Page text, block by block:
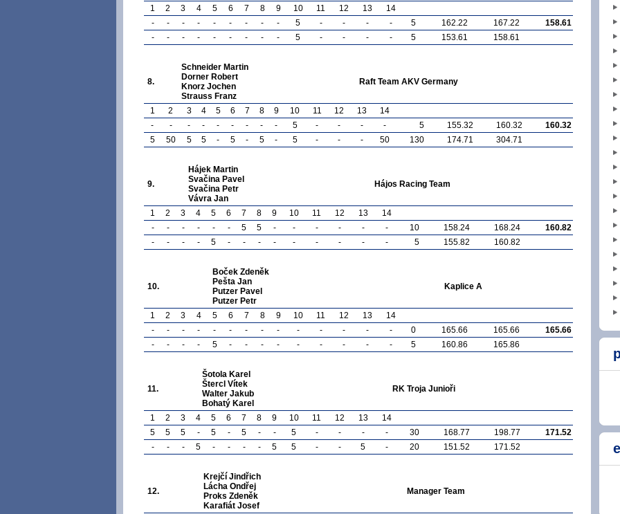
1 2 3 4 5 6 7 8 9 10 11 12 13
14
-
- - - - - - - - 5 - - - - 5 162.22 167.22
158.61
-
- - - - - - - - 5 - - - - 5 153.61 158.61
8.
Schneider Martin
Dorner Robert
Knorz Jochen
Strauss Franz
Raft Team AKV Germany
1 2 3 4 5 6 7 8 9 10 11 12 13
14
-
- - - - - - - - 5 - - - - 5 155.32 160.32
160.32
5
50 5 5 - 5 - 5 - 5 - - - 50 130 174.71 304.71
9.
Hájek Martin
Svačina Pavel
Svačina Petr
Vávra Jan
Hájos Racing Team
1 2 3 4 5 6 7 8 9 10 11 12 13
14
-
- - - - - 5 5 - - - - - - 10 158.24 168.24
160.82
-
- - - 5 - - - - - - - - - 5 155.82 160.82
10.
Boček Zdeněk
Pešta Jan
Putzer Pavel
Putzer Petr
Kaplice A
1 2 3 4 5 6 7 8 9 10 11 12 13
14
-
- - - - - - - - - - - - - 0 165.66 165.66
165.66
-
- - - 5 - - - - - - - - - 5 160.86 165.86
11.
Šotola Karel
Štercl Vítek
Walter Jakub
Bohatý Karel
RK Troja Junioři
1 2 3 4 5 6 7 8 9 10 11 12 13
14
5
5 5 - 5 - 5 - - 5 - - - - 30 168.77 198.77
171.52
-
- - 5 - - - - 5 5 - - 5 - 20 151.52 171.52
12.
Krejčí Jindřich
Lácha Ondřej
Proks Zdeněk
Karafiát Josef
Manager Team